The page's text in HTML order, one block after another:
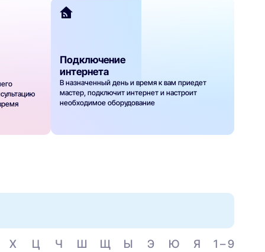
Подключение
интернета
В назначенный день и время к вам приедет
мастер, подключит интернет и настроит
необходимое оборудование
Х Ц Ч Ш Щ Ы Э Ю Я 1 – 9